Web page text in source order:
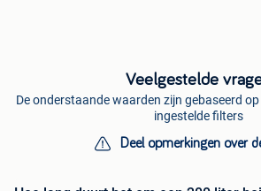
Veelgestelde
De onderstaande waarden zijn gebaseerd
ingestelde filters
Deel opmerkingen over